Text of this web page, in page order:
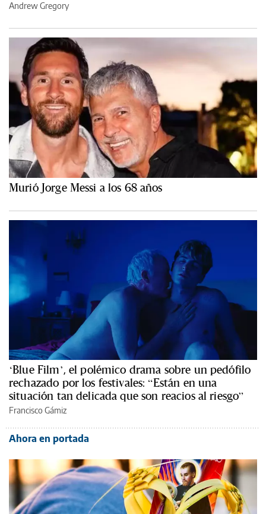
Andrew Gregory
Murió Jorge Messi a los 68 años
‘Blue Film’, el polémico drama sobre un pedófilo
rechazado por los festivales: “Están en una
situación tan delicada que son reacios al riesgo”
Francisco Gámiz
Ahora en portada